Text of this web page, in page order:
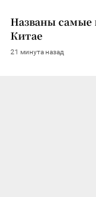
Названы самые
Китае
21 минута назад